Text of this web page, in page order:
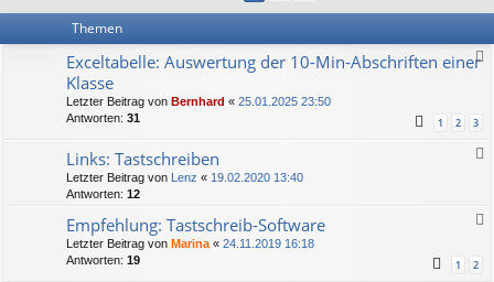
Themen
Exceltabelle: Auswertung der 10-Min-Abschriften einer
Klasse
Letzter Beitrag von Bernhard « 25.01.2025 23:50
Antworten: 31 1 2 3
Links: Tastschreiben
Letzter Beitrag von Lenz « 19.02.2020 13:40
Antworten: 12
Empfehlung: Tastschreib-Software
Letzter Beitrag von Marina « 24.11.2019 16:18
Antworten: 19 1 2